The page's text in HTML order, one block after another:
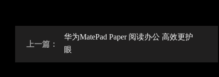
上一篇：
华为MatePad Paper 阅读办公 高效更护
眼